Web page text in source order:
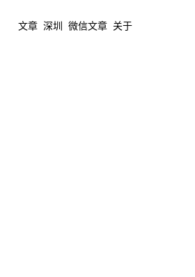
文章 深圳 微信文章 关于